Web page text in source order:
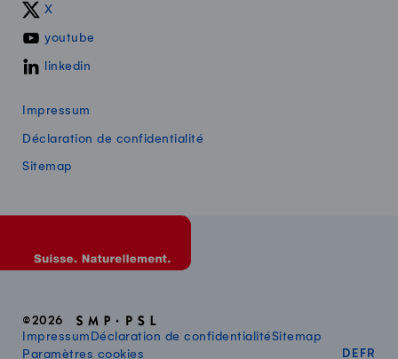
X
youtube
linkedin
Impressum
Déclaration de confidentialité
Sitemap
©2026
Impressum Déclaration de confidentialitéSitemap
Paramètres cookies
DE FR